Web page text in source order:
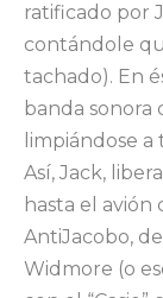
ratificado por
contándole
tachado). En
banda sonora
limpiándose a
Así, Jack,
hasta el avión
AntiJacobo,
Widmore (o